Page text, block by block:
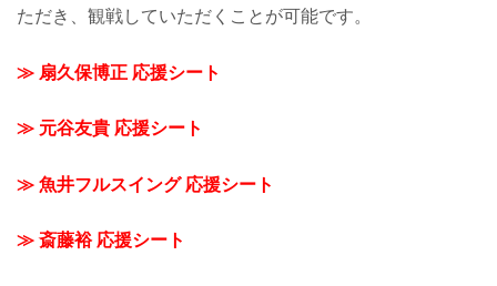
ただき、観戦していただくことが可能です。
≫ 扇久保博正 応援シート
≫ 元谷友貴 応援シート
≫ 魚井フルスイング 応援シート
≫ 斎藤裕 応援シート